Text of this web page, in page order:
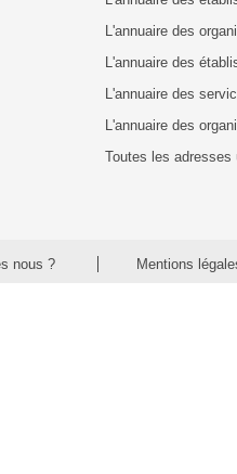
L'annuaire des
L'annuaire des
L'annuaire des
L'annuaire des
Toutes les adresses
nous ? Mentions